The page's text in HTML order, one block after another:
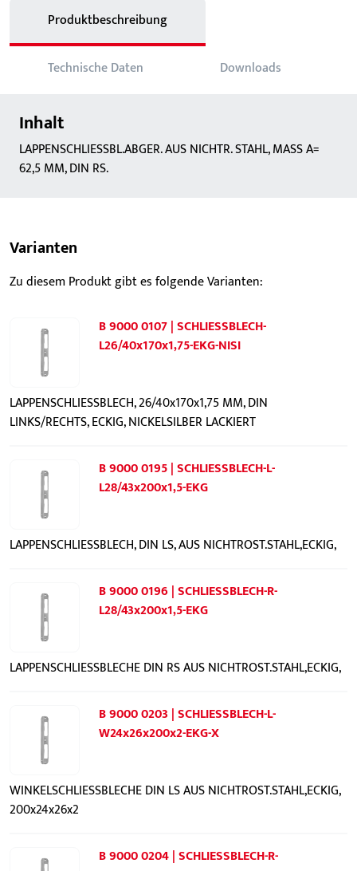
Produktbeschreibung
Technische Daten Downloads
Inhalt
LAPPENSCHLIESSBL.ABGER. AUS NICHTR. STAHL, MASS A=
62,5 MM, DIN RS.
Varianten
Zu diesem Produkt gibt es folgende Varianten:
B 9000 0107 | SCHLIESSBLECH-
L26/40x170x1,75-EKG-NISI
LAPPENSCHLIESSBLECH, 26/40x170x1,75 MM, DIN
LINKS/RECHTS, ECKIG, NICKELSILBER LACKIERT
B 9000 0195 | SCHLIESSBLECH-L-
L28/43x200x1,5-EKG
LAPPENSCHLIESSBLECH, DIN LS, AUS NICHTROST.STAHL,ECKIG,
B 9000 0196 | SCHLIESSBLECH-R-
L28/43x200x1,5-EKG
LAPPENSCHLIESSBLECHE DIN RS AUS NICHTROST.STAHL,ECKIG,
B 9000 0203 | SCHLIESSBLECH-L-
W24x26x200x2-EKG-X
WINKELSCHLIESSBLECHE DIN LS AUS NICHTROST.STAHL,ECKIG,
200x24x26x2
B 9000 0204 | SCHLIESSBLECH-R-